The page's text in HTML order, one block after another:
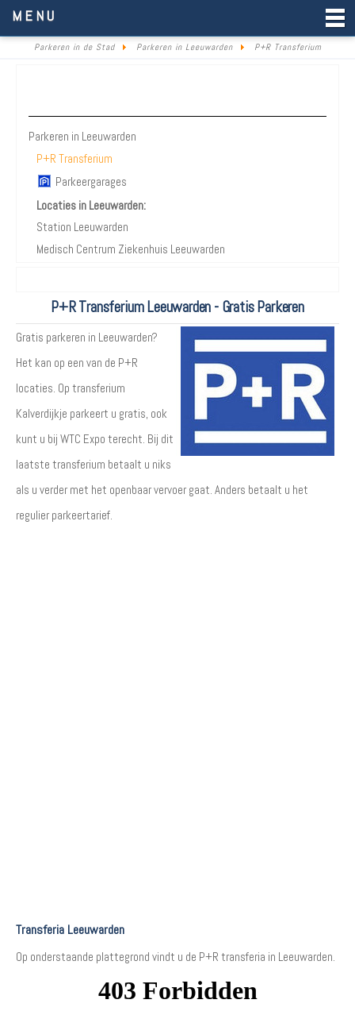
MENU
Parkeren in de Stad Parkeren in Leeuwarden P+R Transferium
Parkeren in Leeuwarden
P+R Transferium
Parkeergarages
Locaties in Leeuwarden:
Station Leeuwarden
Medisch Centrum Ziekenhuis Leeuwarden
P+R Transferium Leeuwarden - Gratis Parkeren
Gratis parkeren in Leeuwarden?
Het kan op een van de P+R
locaties. Op transferium
Kalverdijkje parkeert u gratis, ook
kunt u bij WTC Expo terecht. Bij dit
laatste transferium betaalt u niks
als u verder met het openbaar vervoer gaat. Anders betaalt u het
regulier parkeertarief.
Transferia Leeuwarden
Op onderstaande plattegrond vindt u de P+R transferia in Leeuwarden.